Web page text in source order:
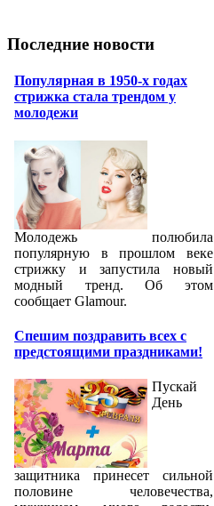
Последние новости
Популярная в 1950-х годах
стрижка стала трендом у
молодежи
Молодежь полюбила
популярную в прошлом веке
стрижку и запустила новый
модный тренд. Об этом
сообщает Glamour.
Спешим поздравить всех с
предстоящими праздниками!
Пускай
День
защитника принесет сильной
половине человечества,